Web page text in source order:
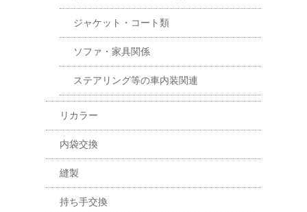
ジャケット・コート類
ソファ・家具関係
ステアリング等の車内装関連
リカラー
内袋交換
縫製
持ち手交換